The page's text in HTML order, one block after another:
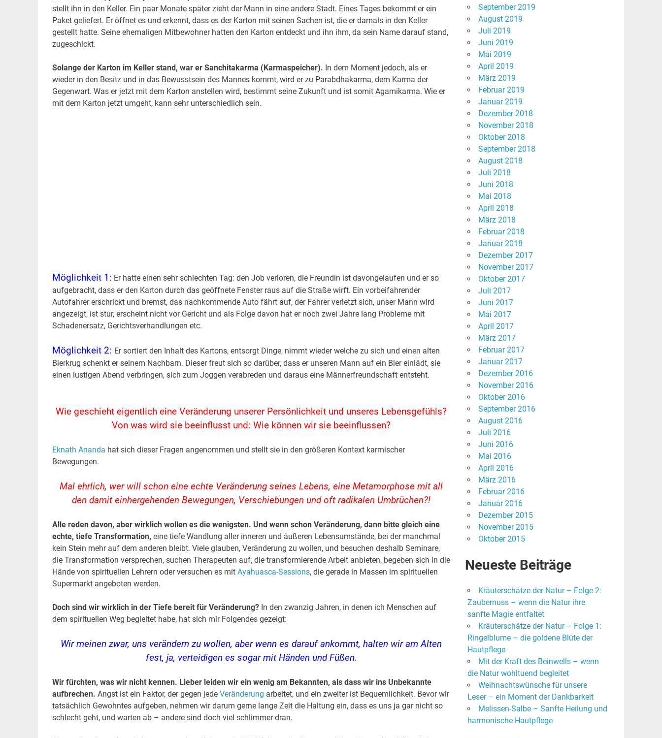
stellt ihn in den Keller. Ein paar Monate später zieht der Mann in eine andere Stadt. Eines Tages bekommt er ein
Paket geliefert. Er öffnet es und erkennt, dass es der Karton mit seinen Sachen ist, die er damals in den Keller
gestellt hatte. Seine ehemaligen Mitbewohner hatten den Karton entdeckt und ihn ihm, da sein Name darauf stand,
zugeschickt.
Solange der Karton im Keller stand, war er Sanchitakarma (Karmaspeicher). In dem Moment jedoch, als er
wieder in den Besitz und in das Bewusstsein des Mannes kommt, wird er zu Parabdhakarma, dem Karma der
Gegenwart. Was er jetzt mit dem Karton anstellen wird, bestimmt seine Zukunft und ist somit Agamikarma. Wie er
mit dem Karton jetzt umgeht, kann sehr unterschiedlich sein.
Möglichkeit 1: Er hatte einen sehr schlechten Tag: den Job verloren, die Freundin ist davongelaufen und er so
aufgebracht, dass er den Karton durch das geöffnete Fenster raus auf die Straße wirft. Ein vorbeifahrender
Autofahrer erschrickt und bremst, das nachkommende Auto fährt auf, der Fahrer verletzt sich, unser Mann wird
angezeigt, ist stur, erscheint nicht vor Gericht und als Folge davon hat er noch zwei Jahre lang Probleme mit
Schadenersatz, Gerichtsverhandlungen etc.
Möglichkeit 2: Er sortiert den Inhalt des Kartons, entsorgt Dinge, nimmt wieder welche zu sich und einen alten
Bierkrug schenkt er seinem Nachbarn. Dieser freut sich so darüber, dass er unseren Mann auf ein Bier einlädt, sie
einen lustigen Abend verbringen, sich zum Joggen verabreden und daraus eine Männerfreundschaft entsteht.
Wie geschieht eigentlich eine Veränderung unserer Persönlichkeit und unseres Lebensgefühls?
Von was wird sie beeinflusst und: Wie können wir sie beeinflussen?
Eknath Ananda hat sich dieser Fragen angenommen und stellt sie in den größeren Kontext karmischer
Bewegungen.
Mal ehrlich, wer will schon eine echte Veränderung seines Lebens, eine Metamorphose mit all
den damit einhergehenden Bewegungen, Verschiebungen und oft radikalen Umbrüchen?!
Alle reden davon, aber wirklich wollen es die wenigsten. Und wenn schon Veränderung, dann bitte gleich eine
echte, tiefe Transformation, eine tiefe Wandlung aller inneren und äußeren Lebensumstände, bei der manchmal
kein Stein mehr auf dem anderen bleibt. Viele glauben, Veränderung zu wollen, und besuchen deshalb Seminare,
die Transformation versprechen, suchen Therapeuten auf, die transformierende Arbeit anbieten, begeben sich in die
Hände von spirituellen Lehrern oder versuchen es mit Ayahuasca-Sessions, die gerade in Massen im spirituellen
Supermarkt angeboten werden.
Doch sind wir wirklich in der Tiefe bereit für Veränderung?In den zwanzig Jahren, in denen ich Menschen auf
dem spirituellen Weg begleitet habe, hat sich mir Folgendes gezeigt:
Wir meinen zwar, uns verändern zu wollen, aber wenn es darauf ankommt, halten wir am Alten
fest, ja, verteidigen es sogar mit Händen und Füßen.
Wir fürchten, was wir nicht kennen. Lieber leiden wir ein wenig am Bekannten, als dass wir ins Unbekannte
aufbrechen. Angst ist ein Faktor, der gegen jede Veränderung arbeitet, und ein zweiter ist Bequemlichkeit. Bevor wir
tatsächlich Gewohntes aufgeben, nehmen wir darum gerne lange Zeit die Haltung ein, dass es uns ja gar nicht so
schlecht geht, und warten ab – andere sind doch viel schlimmer dran.
September 2019
August 2019
Juli 2019
Juni 2019
Mai 2019
April 2019
März 2019
Februar 2019
Januar 2019
Dezember 2018
November 2018
Oktober 2018
September 2018
August 2018
Juli 2018
Juni 2018
Mai 2018
April 2018
März 2018
Februar 2018
Januar 2018
Dezember 2017
November 2017
Oktober 2017
Juli 2017
Juni 2017
Mai 2017
April 2017
März 2017
Februar 2017
Januar 2017
Dezember 2016
November 2016
Oktober 2016
September 2016
August 2016
Juli 2016
Juni 2016
Mai 2016
April 2016
März 2016
Februar 2016
Januar 2016
Dezember 2015
November 2015
Oktober 2015
Neueste Beiträge
Kräuterschätze der Natur – Folge 2:
Zaubernuss – wenn die Natur ihre
sanfte Magie entfaltet
Kräuterschätze der Natur – Folge 1:
Ringelblume – die goldene Blüte der
Hautpflege
Mit der Kraft des Beinwells – wenn
die Natur wohltuend begleitet
Weihnachtswünsche für unsere
Leser – ein Moment der Dankbarkeit
Melissen-Salbe – Sanfte Heilung und
harmonische Hautpflege